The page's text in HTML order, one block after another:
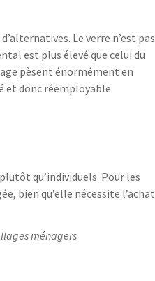
Le verre n’est pas
est plus élevé que celui du
pèsent énormément en
et donc réemployable.
qu’individuels. Pour les
bien qu’elle nécessite l’achat
ménagers